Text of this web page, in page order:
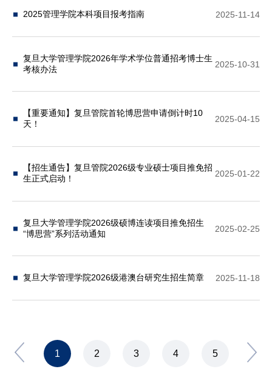
2025管理学院本科项目报考指南 2025-11-14
复旦大学管理学院2026年学术学位普通招考博士生
考核办法
2025-10-31
【重要通知】复旦管院首轮博思营申请倒计时10
天！
2025-04-15
【招生通告】复旦管院2026级专业硕士项目推免招
生正式启动！
2025-01-22
复旦大学管理学院2026级硕博连读项目推免招生
“博思营”系列活动通知
2025-02-25
复旦大学管理学院2026级港澳台研究生招生简章 2025-11-18
1 2 3 4 5